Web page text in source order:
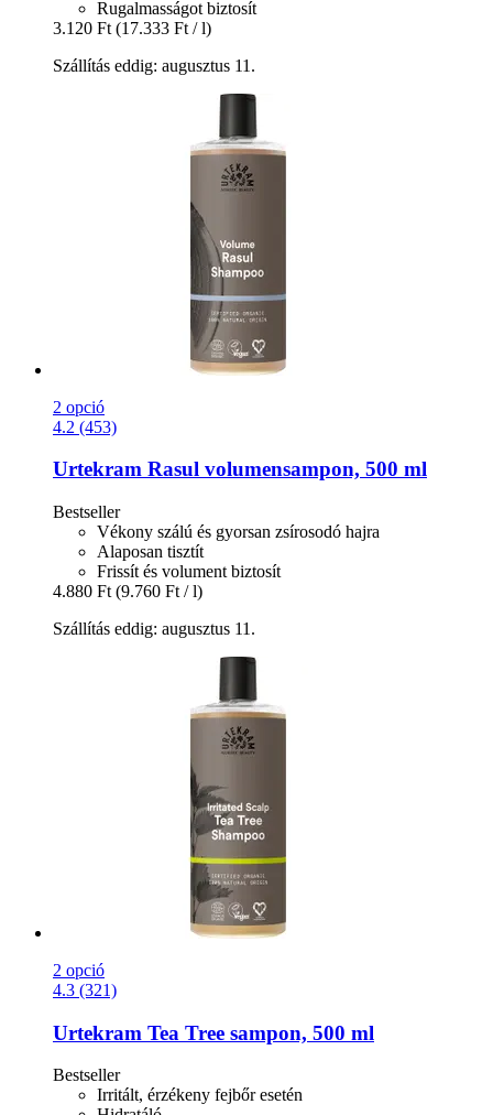
Rugalmasságot biztosít
3.120 Ft (17.333 Ft / l)
Szállítás eddig: augusztus 11.
2 opció
4.2 (453)
Urtekram Rasul volumensampon, 500 ml
Bestseller
Vékony szálú és gyorsan zsírosodó hajra
Alaposan tisztít
Frissít és volument biztosít
4.880 Ft (9.760 Ft / l)
Szállítás eddig: augusztus 11.
2 opció
4.3 (321)
Urtekram Tea Tree sampon, 500 ml
Bestseller
Irritált, érzékeny fejbőr esetén